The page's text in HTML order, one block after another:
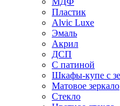
Пластик
Alvic Luxe
Эмаль
Акрил
ДСП
С патиной
Шкафы-купе с
Матовое зеркало
Стекло